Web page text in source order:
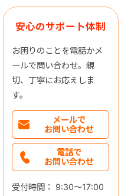
安心のサポート体制
お困りのことを電話かメ
ールで問い合わせ。親
切、丁寧にお応えしま
す。
メールで
お問い合わせ
電話で
お問い合わせ
受付時間： 9:30～17:00